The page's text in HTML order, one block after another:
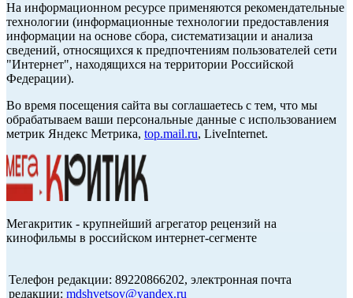
На информационном ресурсе применяются рекомендательные
технологии (информационные технологии предоставления
информации на основе сбора, систематизации и анализа
сведений, относящихся к предпочтениям пользователей сети
"Интернет", находящихся на территории Российской
Федерации).
Во время посещения сайта вы соглашаетесь с тем, что мы
обрабатываем ваши персональные данные с использованием
метрик Яндекс Метрика, top.mail.ru, LiveInternet.
Мегакритик - крупнейший агрегатор рецензий на
кинофильмы в российском интернет-сегменте
Телефон редакции: 89220866202, электронная почта
редакции: mdshvetsov@yandex.ru